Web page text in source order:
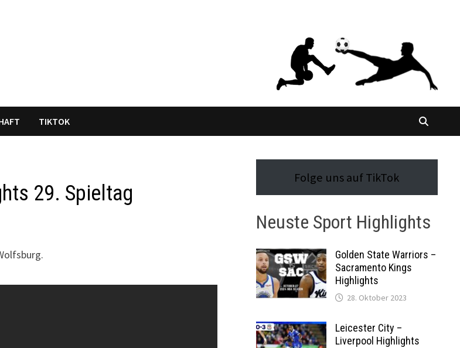
TIKTOK
29. Spieltag
Folge uns auf TikTok
Neuste Sport Highlights
Golden State Warriors –
Sacramento Kings
Highlights
28. Oktober 2023
Leicester City –
Liverpool Highlights